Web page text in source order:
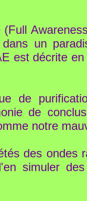
un
est décrite
de
de
notre
des ondes
simuler